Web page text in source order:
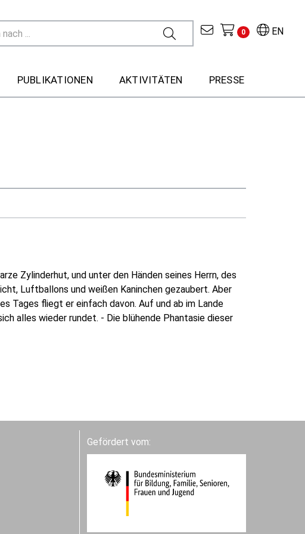
EN
0
PUBLIKATIONEN AKTIVITÄTEN PRESSE
Zylinderhut, und unter den Händen seines Herrn, des
Luftballons und weißen Kaninchen gezaubert. Aber
Tages fliegt er einfach davon. Auf und ab im Lande
alles wieder rundet. - Die blühende Phantasie dieser
Gefördert vom: